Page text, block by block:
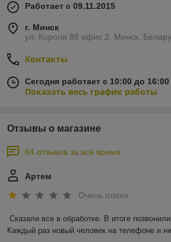
Работает с 09.11.2015
г. Минск
ул. Короля 88 офис 2, Минск,
Контакты
Сегодня работает с 10:00 до 16:00
Показать весь график работы
Отзывы о магазине
64 отзывов за всё время
Артем
Очень плохо
Сказали все в обработке. В итоге
Каждый раз новый человек на телефоне и